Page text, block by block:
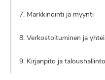
7. Markkinointi ja myynti
8. Verkostoituminen ja
9. Kirjanpito ja